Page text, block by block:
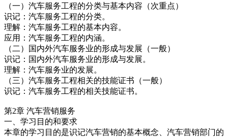
（一）汽车服务工程的分类与基本内容（次重点）
识记：汽车服务工程的分类。
理解：汽车服务工程的基本内容。
应用：汽车服务工程的内涵。
（二）国内外汽车服务业的形成与发展（一般）
识记：国内外汽车服务业的形成与发展。
理解：汽车服务业的发展。
（三）汽车服务工程相关的技能证书（一般）
识记：汽车服务工程的相关技能证书。
第2章 汽车营销服务
一、学习目的和要求
本章的学习目的是识记汽车营销的基本概念、汽车营销部门的